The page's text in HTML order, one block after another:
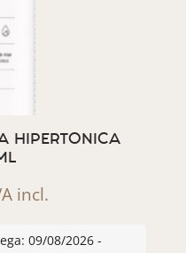
HIPERTONICA
incl.
09/08/2026 -